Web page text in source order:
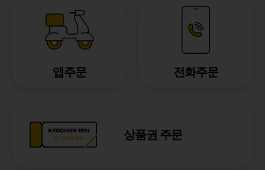
앱주문 전화주문
상품권 주문